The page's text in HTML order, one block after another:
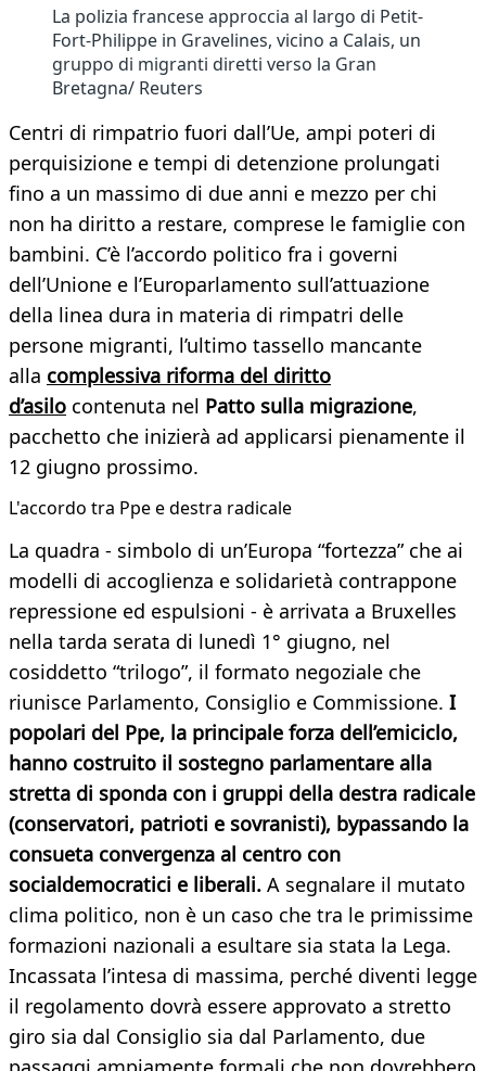
La polizia francese approccia al largo di Petit-
Fort-Philippe in Gravelines, vicino a Calais, un
gruppo di migranti diretti verso la Gran
Bretagna/ Reuters
Centri di rimpatrio fuori dall’Ue, ampi poteri di
perquisizione e tempi di detenzione prolungati
fino a un massimo di due anni e mezzo per chi
non ha diritto a restare, comprese le famiglie con
bambini. C’è l’accordo politico fra i governi
dell’Unione e l’Europarlamento sull’attuazione
della linea dura in materia di rimpatri delle
persone migranti, l’ultimo tassello mancante
alla complessiva riforma del diritto
d’asilo contenuta nel Patto sulla migrazione,
pacchetto che inizierà ad applicarsi pienamente il
12 giugno prossimo.
L'accordo tra Ppe e destra radicale
La quadra - simbolo di un’Europa “fortezza” che ai
modelli di accoglienza e solidarietà contrappone
repressione ed espulsioni - è arrivata a Bruxelles
nella tarda serata di lunedì 1° giugno, nel
cosiddetto “trilogo”, il formato negoziale che
riunisce Parlamento, Consiglio e Commissione. I
popolari del Ppe, la principale forza dell’emiciclo,
hanno costruito il sostegno parlamentare alla
stretta di sponda con i gruppi della destra radicale
(conservatori, patrioti e sovranisti), bypassando la
consueta convergenza al centro con
socialdemocratici e liberali. A segnalare il mutato
clima politico, non è un caso che tra le primissime
formazioni nazionali a esultare sia stata la Lega.
Incassata l’intesa di massima, perché diventi legge
il regolamento dovrà essere approvato a stretto
giro sia dal Consiglio sia dal Parlamento, due